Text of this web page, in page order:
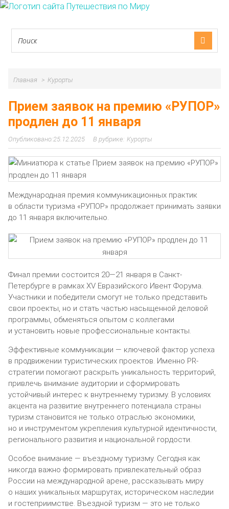
Главная Курорты
Прием заявок на премию «РУПОР»
продлен до 11 января
25.12.2025 Курорты
Международная премия коммуникационных практик
в области туризма «РУПОР» продолжает принимать заявки
до 11 января включительно.
Финал премии состоится 20—21 января в Санкт-
Петербурге в рамках XV Евразийского Ивент Форума.
Участники и победители смогут не только представить
свои проекты, но и стать частью насыщенной деловой
программы, обменяться опытом с коллегами
и установить новые профессиональные контакты.
Эффективные коммуникации — ключевой фактор успеха
в продвижении туристических проектов. Именно PR-
стратегии помогают раскрыть уникальность территорий,
привлечь внимание аудитории и сформировать
устойчивый интерес к внутреннему туризму. В условиях
акцента на развитие внутреннего потенциала страны
туризм становится не только отраслью экономики,
но и инструментом укрепления культурной идентичности,
регионального развития и национальной гордости.
Особое внимание — въездному туризму. Сегодня как
никогда важно формировать привлекательный образ
России на международной арене, рассказывать миру
о наших уникальных маршрутах, историческом наследии
и гостеприимстве. Въездной туризм — это не только